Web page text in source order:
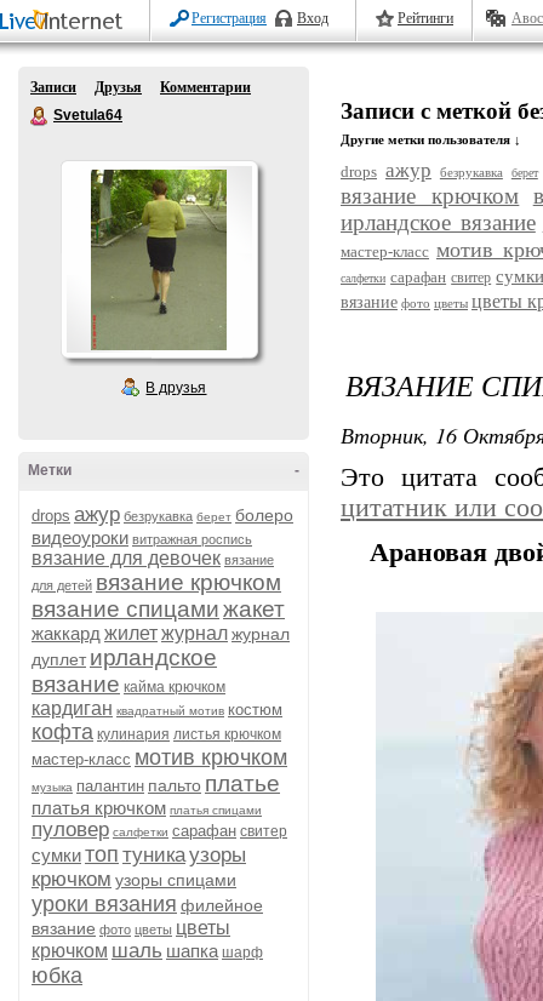
Регистрация Вход Рейтинги
Записи Друзья
Комментарии
Svetula64
В друзья
-
Метки
drops ажур безрукавка берет болеро
видеоуроки витражная роспись
вязание для девочек вязание
для детей вязание крючком
вязание спицамижакет
жаккард жилетжурналжурнал
дуплет ирландское
вязание кайма крючком
кардиган квадратный мотив костюм
кофта кулинария листья крючком
мастер-класс мотив крючком
музыка палантин пальто платье
платья крючком платья спицами
пуловер салфетки сарафан свитер
сумкитоп туникаузоры
крючком узоры спицами
уроки вязания филейное
вязание фото цветы цветы
крючком шаль шапка шарф
юбка
Записи с меткой
Другие метки пользователя ↓
drops ажур безрукавка берет
вязание крючком
ирландское вязание
мастер-класс мотив
салфетки сарафан свитер
вязание фото цветы цветы
ВЯЗАНИЕ
Вторник, 16
Это цитата
цитатник или
Арановая